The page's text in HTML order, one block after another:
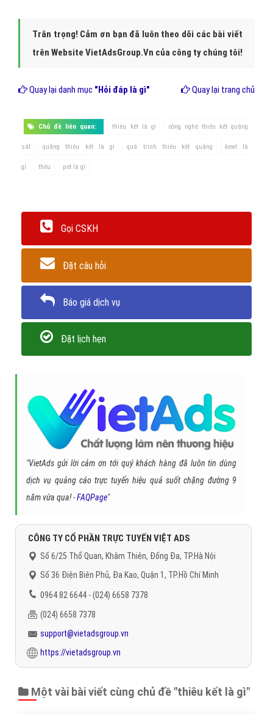
Trân trọng! Cảm ơn bạn đã luôn theo dõi các bài viết
trên Website VietAdsGroup.Vn của công ty chúng tôi!
Quay lại danh mục "Hỏi đáp là gì" Quay lại trang chủ
Chủ đề liên quan: thiêu kết là gì công nghệ thiêu kết quặng
sắt quặng thiêu kết là gì quá trình thiêu kết quặng kewt là
gì thêu pet là gì
Gọi CSKH
Đặt câu hỏi
Báo giá dịch vụ
Đặt lịch hẹn
"VietAds gửi lời cảm ơn tới quý khách hàng đã luôn tin dùng
dịch vụ quảng cáo trực tuyến hiệu quả suốt chặng đường 9
năm vừa qua! -FAQPage"
CÔNG TY CỔ PHẦN TRỰC TUYẾN VIỆT ADS
Số 6/25 Thổ Quan, Khâm Thiên, Đống Đa, TP.Hà Nội
Số 36 Điện Biên Phủ, Đa Kao, Quận 1, TP.Hồ Chí Minh
0964 82 6644 - (024) 6658 7378
(024) 6658 7378
support@vietadsgroup.vn
https://vietadsgroup.vn
Một vài bài viết cùng chủ đề "thiêu kết là gì"